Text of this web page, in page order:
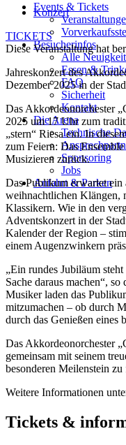
Events & Tickets
Besucherinfos
Alle
Essen &
FAQ
Sicherheit
Kontakt
Die Arena
Technische
Sponsoring
Jobs
Anfahrt & Parken
Konzert
TICKETS
Diese Veranstaltung hat
Jahreskonzert des
Dezember 2025 in der
Das Akkordeonorchester
2025 um 17 Uhr zum
„stern“ Riesa ein. In
zum Feiern: Das
Musizieren zurück.
Das Publikum erwartet ein
weihnachtlichen Klängen,
Klassikern. Wie in den
Adventskonzert in der
Kalender der Region –
einem Augenzwinkern
„Ein rundes Jubiläum
Sache daraus machen“,
Musiker laden das
mitzumachen – ob durch
durch das Genießen eines
Das Akkordeonorchester
gemeinsam mit seinem
besonderen Meilenstein zu
Weitere Informationen
Tickets &